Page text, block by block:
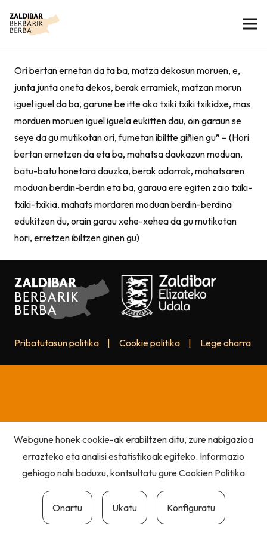
Ori bertan ernetan da ta ba, matza dekosun moruen, e,
junta junta oneta dekos, berak erramiek, matzan morun
iguel iguel da ba, garune be itte ako txiki txiki txikidxe, mas
morduen moruen iguel iguela eukitten dau, oin garaun se
seye da gu mutikotan ori, fumetan ibiltte giñien gu” – (Hori
bertan ernetzen da eta ba, mahatsa daukazun moduan,
batu-batu honetara dauzka, berak adarrak, mahatsaren
moduan berdin-berdin eta ba, garaua ere egiten zaio txiki-
txiki-txikia, mahats mordaren moduan berdin-berdina
edukitzen du, orain garau xehe-xehea da gu mutikotan
hori, erretzen ibiltzen ginen gu)
Pribatutasun politika Cookie politika Lege oharra
Webgune honek cookie-ak erabiltzen ditu, zure nabigazioa
errazteko eta analisi estatistikoak egiteko. Informazio
gehiago nahi baduzu, kontsultatu gureCookien Politika
Onartu Ukatu Konfiguratu